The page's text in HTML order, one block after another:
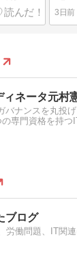
3日前
ィネータ元村
バナンスを丸投
専門資格を持
ブログ
労働問題、IT関